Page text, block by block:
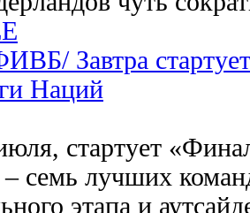
Завтра
Наций
стартует
семь лучших
этапа и